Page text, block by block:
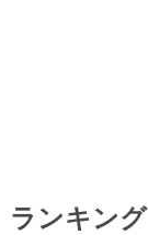
ランキング